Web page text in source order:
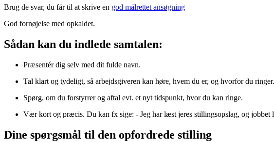
Brug de svar, du får til at skrive en god målrettet ansøgning
God fornøjelse med opkaldet.
Sådan kan du indlede samtalen:
Præsentér dig selv med dit fulde navn.
Tal klart og tydeligt, så arbejdsgiveren kan høre, hvem du er, og hvorfor du
Spørg, om du forstyrrer og aftal evt. et nyt tidspunkt, hvor du kan ringe.
Vær kort og præcis. Du kan fx sige: - Jeg har læst jeres stillingsopslag, og jobbet
Dine spørgsmål til den opfordrede stilling